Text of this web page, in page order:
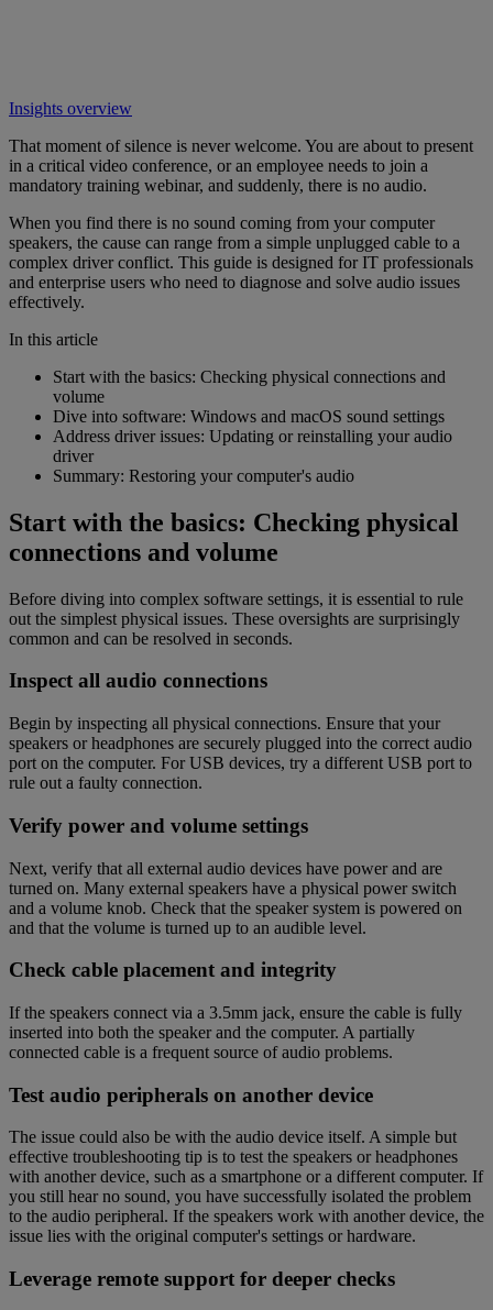
Insights overview
That moment of silence is never welcome. You are about to present
in a critical video conference, or an employee needs to join a
mandatory training webinar, and suddenly, there is no audio.
When you find there is no sound coming from your computer
speakers, the cause can range from a simple unplugged cable to a
complex driver conflict. This guide is designed for IT professionals
and enterprise users who need to diagnose and solve audio issues
effectively.
In this article
Start with the basics: Checking physical connections and
volume
Dive into software: Windows and macOS sound settings
Address driver issues: Updating or reinstalling your audio
driver
Summary: Restoring your computer's audio
Start with the basics: Checking physical
connections and volume
Before diving into complex software settings, it is essential to rule
out the simplest physical issues. These oversights are surprisingly
common and can be resolved in seconds.
Inspect all audio connections
Begin by inspecting all physical connections. Ensure that your
speakers or headphones are securely plugged into the correct audio
port on the computer. For USB devices, try a different USB port to
rule out a faulty connection.
Verify power and volume settings
Next, verify that all external audio devices have power and are
turned on. Many external speakers have a physical power switch
and a volume knob. Check that the speaker system is powered on
and that the volume is turned up to an audible level.
Check cable placement and integrity
If the speakers connect via a 3.5mm jack, ensure the cable is fully
inserted into both the speaker and the computer. A partially
connected cable is a frequent source of audio problems.
Test audio peripherals on another device
The issue could also be with the audio device itself. A simple but
effective troubleshooting tip is to test the speakers or headphones
with another device, such as a smartphone or a different computer. If
you still hear no sound, you have successfully isolated the problem
to the audio peripheral. If the speakers work with another device, the
issue lies with the original computer's settings or hardware.
Leverage remote support for deeper checks